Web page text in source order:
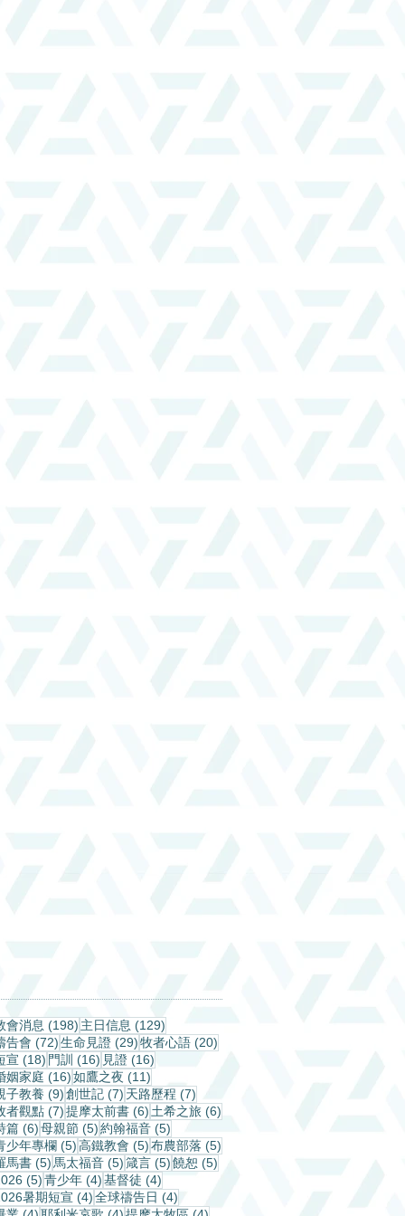
會消息 (198) 198 篇文章
主日信息 (129)
告會 (72)72 篇文章
生命見證 (29)29 篇文章
牧者心語 (20)
宣 (18) 18 篇文章
門訓 (16) 16 篇文章
見證 (16)
姻家庭 (16)16 篇文章
如鷹之夜 (11)
子教養 (9)9 篇文章
創世記 (7) 7 篇文章
天路歷程 (7) 7 篇文章
者觀點 (7)7 篇文章
提摩太前書 (6) 6 篇文章
土希之旅 (6)
篇 (6)6 篇文章
母親節 (5)5 篇文章
約翰福音 (5)
少年專欄 (5)5 篇文章
高鐵教會 (5)5 篇文章
布農部落 (5)
馬書 (5) 5 篇文章
馬太福音 (5)5 篇文章
箴言 (5)5 篇文章
饒恕 (5)
(5)5 篇文章
青少年 (4)4 篇文章
基督徒 (4)
暑期短宣 (4)4 篇文章
全球禱告日 (4)